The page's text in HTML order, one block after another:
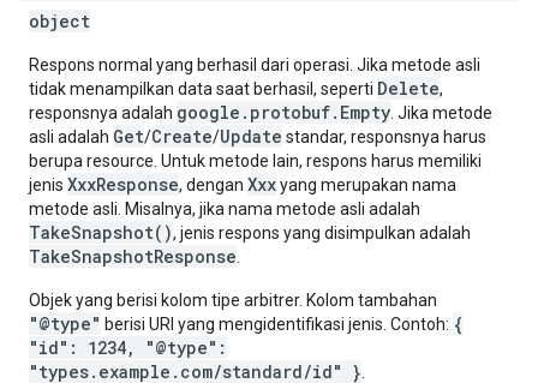
object
Respons normal yang berhasil dari operasi. Jika metode asli
tidak menampilkan data saat berhasil, seperti Delete,
responsnya adalah google.protobuf.Empty . Jika metode
asli adalah Get/Create/Update standar, responsnya harus
berupa resource. Untuk metode lain, respons harus memiliki
jenis XxxResponse, dengan Xxxyang merupakan nama
metode asli. Misalnya, jika nama metode asli adalah
TakeSnapshot(), jenis respons yang disimpulkan adalah
TakeSnapshotResponse
Objek yang berisi kolom tipe arbitrer. Kolom tambahan
"@type" berisi URI yang mengidentifikasi jenis. Contoh: {
"id": 1234, "@type":
"types.example.com/standard/id" }